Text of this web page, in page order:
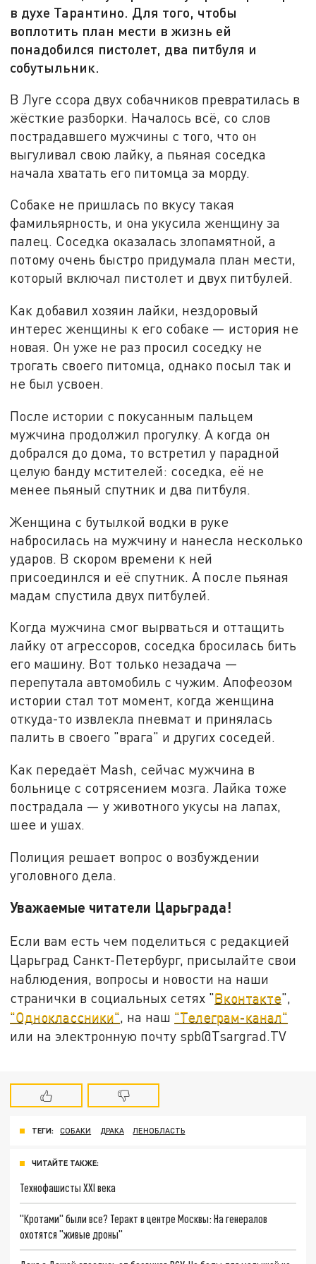
в духе Тарантино. Для того, чтобы
воплотить план мести в жизнь ей
понадобился пистолет, два питбуля и
собутыльник.
В Луге ссора двух собачников превратилась в
жёсткие разборки. Началось всё, со слов
пострадавшего мужчины с того, что он
выгуливал свою лайку, а пьяная соседка
начала хватать его питомца за морду.
Собаке не пришлась по вкусу такая
фамильярность, и она укусила женщину за
палец. Соседка оказалась злопамятной, а
потому очень быстро придумала план мести,
который включал пистолет и двух питбулей.
Как добавил хозяин лайки, нездоровый
интерес женщины к его собаке — история не
новая. Он уже не раз просил соседку не
трогать своего питомца, однако посыл так и
не был усвоен.
После истории с покусанным пальцем
мужчина продолжил прогулку. А когда он
добрался до дома, то встретил у парадной
целую банду мстителей: соседка, её не
менее пьяный спутник и два питбуля.
Женщина с бутылкой водки в руке
набросилась на мужчину и нанесла несколько
ударов. В скором времени к ней
присоединлся и её спутник. А после пьяная
мадам спустила двух питбулей.
Когда мужчина смог вырваться и оттащить
лайку от агрессоров, соседка бросилась бить
его машину. Вот только незадача —
перепутала автомобиль с чужим. Апофеозом
истории стал тот момент, когда женщина
откуда-то извлекла пневмат и принялась
палить в своего "врага" и других соседей.
Как передаёт Mash, сейчас мужчина в
больнице с сотрясением мозга. Лайка тоже
пострадала — у животного укусы на лапах,
шее и ушах.
Полиция решает вопрос о возбуждении
уголовного дела.
Уважаемые читатели Царьграда!
Если вам есть чем поделиться с редакцией
Царьград Санкт-Петербург, присылайте свои
наблюдения, вопросы и новости на наши
странички в социальных сетях "Вконтакте",
"Одноклассники", на наш "Телеграм-канал"
или на электронную почту spb@Tsargrad.TV
ТЕГИ: СОБАКИ ДРАКА ЛЕНОБЛАСТЬ
ЧИТАЙТЕ ТАКЖЕ:
Технофашисты XXI века
"Кротами" были все? Теракт в центре Москвы: На генералов
охотятся "живые дроны"